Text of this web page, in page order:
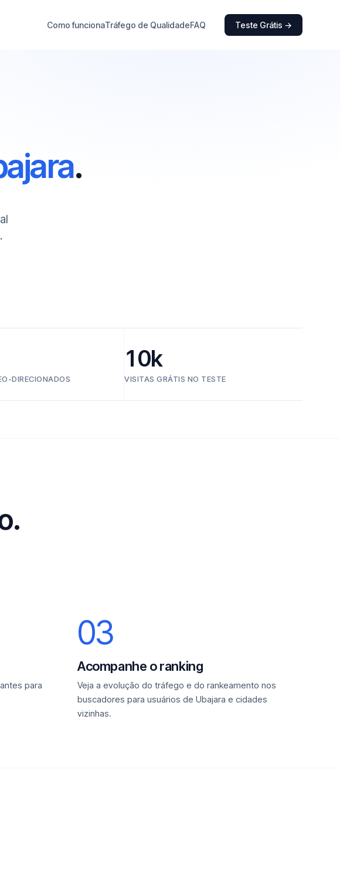
Como funcionaTráfego de QualidadeFAQ Teste Grátis →
.
DIRECIONADOS
10k
VISITAS GRÁTIS NO TESTE
para
03
Acompanhe o ranking
Veja a evolução do tráfego e do rankeamento nos
buscadores para usuários de Ubajara e cidades
vizinhas.